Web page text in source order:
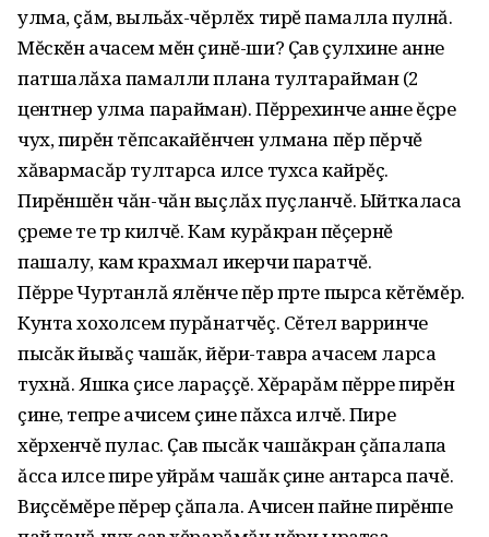
улма, çăм, выльăх-чĕрлĕх тирĕ памалла пулнă.
Мĕскĕн ачасем мĕн çинĕ-ши? Ҫав çулхине анне
патшалăха памалли плана тултарайман (2
центнер улма парайман). Пĕррехинче анне ĕçре
чух, пирĕн тĕпсакайĕнчен улмана пĕр пĕрчĕ
хăвармасăр тултарса илсе тухса кайрĕç.
Пирĕншĕн чăн-чăн выçлăх пуçланчĕ. Ыйткаласа
çӱреме те тӱр килчĕ. Кам курăкран пĕçернĕ
пашалу, кам крахмал икерчи паратчĕ.
Пĕрре Чуртанлă ялĕнче пĕр пӱрте пырса кĕтĕмĕр.
Кунта хохолсем пурăнатчĕç. Сĕтел варринче
пысăк йывăç чашăк, йĕри-тавра ачасем ларса
тухнă. Яшка çисе лараççĕ. Хĕрарăм пĕрре пирĕн
çине, тепре ачисем çине пăхса илчĕ. Пире
хĕрхенчĕ пулас. Ҫав пысăк чашăкран çăпалапа
ăсса илсе пире уйрăм чашăк çине антарса пачĕ.
Виçсĕмĕре пĕрер çăпала. Ачисен пайне пирĕнпе